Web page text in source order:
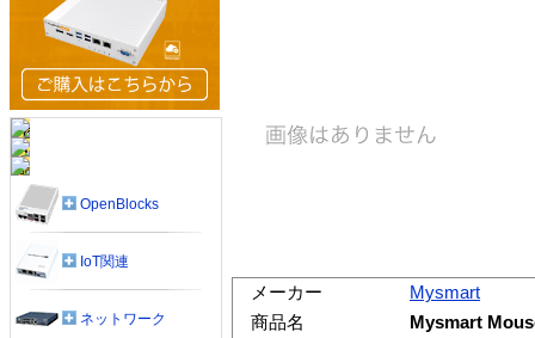
メーカー
Mysmart
商品名
Mysmart
OpenBlocks
IoT関連
ネットワーク